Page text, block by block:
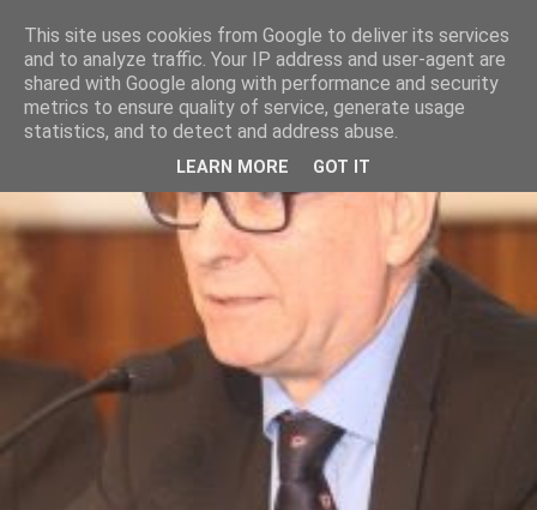
This site uses cookies from Google to deliver its services
and to analyze traffic. Your IP address and user-agent are
shared with Google along with performance and security
metrics to ensure quality of service, generate usage
statistics, and to detect and address abuse.
LEARN MORE GOT IT